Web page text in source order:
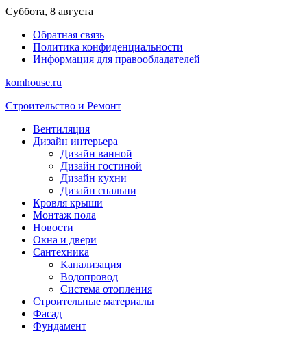
Перейти
содержимому
Суббота, 8 августа
Обратная связь
Политика конфиденциальности
Информация для правообладателей
komhouse.ru
Строительство и Ремонт
Вентиляция
Дизайн интерьера
Дизайн ванной
Дизайн гостиной
Дизайн кухни
Дизайн спальни
Кровля крыши
Монтаж пола
Новости
Окна и двери
Сантехника
Канализация
Водопровод
Система отопления
Строительные материалы
Фасад
Фундамент